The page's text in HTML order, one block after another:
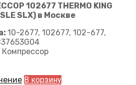
102677 THERMO KING
SLX) в Москве
10-2677, 102677, 102-677,
Компрессор
В корзину